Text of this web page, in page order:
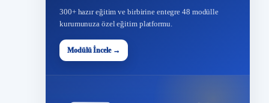
300+ hazır eğitim ve birbirine entegre 48 modülle
kurumunuza özel eğitim platformu.
Modülü İncele →